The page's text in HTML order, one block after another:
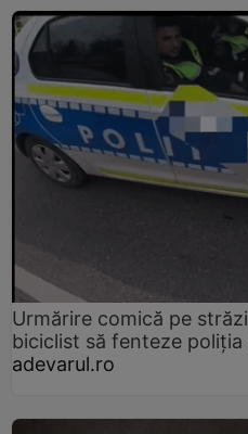
Urmărire comică pe
biciclist să fenteze poliția
adevarul.ro